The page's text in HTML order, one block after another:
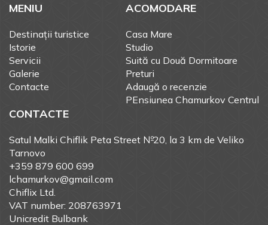
MENIU
Destinații turistice
Istorie
Servicii
Galerie
Contacte
ACOMODARE
Casa Mare
Studio
Suită cu Două Dormitoare
Preturi
Adaugă o recenzie
PEnsiunea Chamurkov Centrul
CONTACTE
Satul Malki Chiflik Peta Street №20, la 3 km de Veliko
Tarnovo
+359 879 600 699
lchamurkov@gmail.com
Chiflix Ltd.
VAT number: 208763971
Unicredit Bulbank